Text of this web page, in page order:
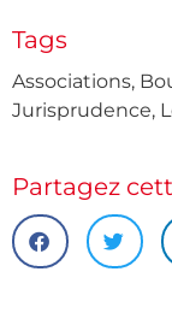
Tags
Associations,
Jurisprudence,
Partagez